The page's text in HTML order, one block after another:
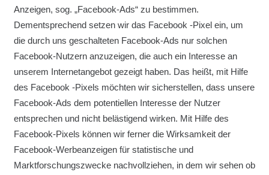
Anzeigen, sog. „Facebook-Ads“ zu bestimmen.
Dementsprechend setzen wir das Facebook -Pixel ein, um
die durch uns geschalteten Facebook-Ads nur solchen
Facebook-Nutzern anzuzeigen, die auch ein Interesse an
unserem Internetangebot gezeigt haben. Das heißt, mit Hilfe
des Facebook -Pixels möchten wir sicherstellen, dass unsere
Facebook-Ads dem potentiellen Interesse der Nutzer
entsprechen und nicht belästigend wirken. Mit Hilfe des
Facebook-Pixels können wir ferner die Wirksamkeit der
Facebook-Werbeanzeigen für statistische und
Marktforschungszwecke nachvollziehen, in dem wir sehen ob